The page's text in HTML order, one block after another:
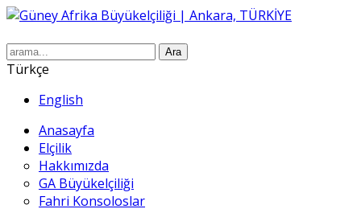
Ara
Türkçe
English
Anasayfa
Elçilik
Hakkımızda
GA Büyükelçiliği
Fahri Konsoloslar